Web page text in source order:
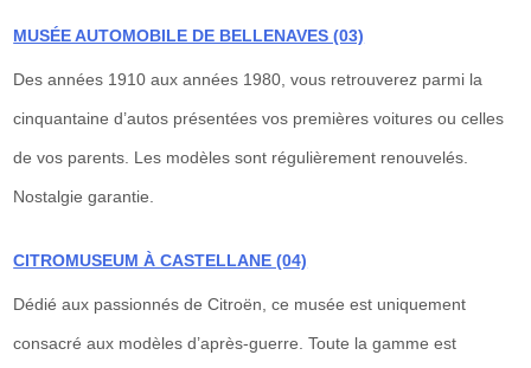
MUSÉE AUTOMOBILE DE BELLENAVES (03)
Des années 1910 aux années 1980, vous retrouverez parmi la
cinquantaine d’autos présentées vos premières voitures ou celles
de vos parents. Les modèles sont régulièrement renouvelés.
Nostalgie garantie.
CITROMUSEUM À CASTELLANE (04)
Dédié aux passionnés de Citroën, ce musée est uniquement
consacré aux modèles d’après-guerre. Toute la gamme est